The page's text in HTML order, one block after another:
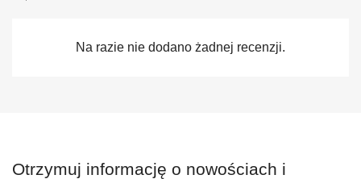
Na razie nie dodano żadnej recenzji.
Otrzymuj informację o nowościach i